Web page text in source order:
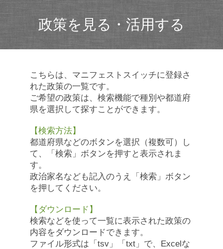
政策を見る・活用する
こちらは、マニフェストスイッチに登録さ
れた政策の一覧です。
ご希望の政策は、検索機能で種別や都道府
県を選択して探すことができます。
【検索方法】
都道府県などのボタンを選択（複数可）し
て、「検索」ボタンを押すと表示されま
す。
政治家名なども記入のうえ「検索」ボタン
を押してください。
【ダウンロード】
検索などを使って一覧に表示された政策の
内容をダウンロードできます。
ファイル形式は「tsv」「txt」で、Excelな